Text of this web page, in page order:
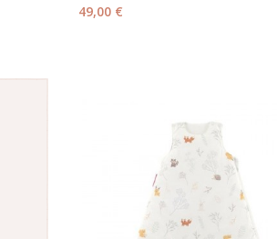
49,00 €